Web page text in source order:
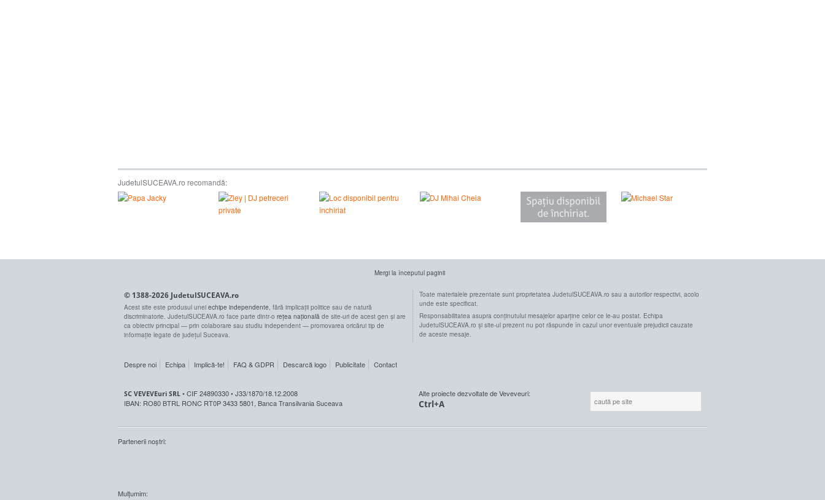
JudetulSUCEAVA.ro recomandă:
Mergi la începutul paginii
© 1388-2026 JudetulSUCEAVA.ro
Acest site este produsul unei echipe independente, fără implicații politice sau de natură
discriminatorie. JudetulSUCEAVA.ro face parte dintr-o rețea națională de site-uri de acest gen și are
ca obiectiv principal — prin colaborare sau studiu independent — promovarea oricărui tip de
informație legate de județul Suceava.
Toate materialele prezentate sunt proprietatea JudetulSUCEAVA.ro sau a autorilor respectivi, acolo
unde este specificat.
Responsabilitatea asupra conținutului mesajelor aparține celor ce le-au postat. Echipa
JudetulSUCEAVA.ro și site-ul prezent nu pot răspunde în cazul unor eventuale prejudicii cauzate
de aceste mesaje.
Despre noi Echipa Implică-te! FAQ & GDPR Descarcă logo Publicitate Contact
SC VEVEVEuri SRL • CIF 24890330 • J33/1870/18.12.2008
IBAN: RO80 BTRL RONC RT0P 3433 5801, Banca Transilvania Suceava
Alte proiecte dezvoltate de Veveveuri:
Ctrl+A
Partenerii noștri:
Mulțumim: